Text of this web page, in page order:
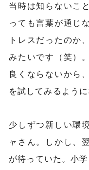
当時は知らないこ
っても言葉が通じ
トレスだったのか
みたいです
（笑）。
良くならないから
を試してみるように
少しずつ新しい環
ャさん。しかし、
が待っていた。小